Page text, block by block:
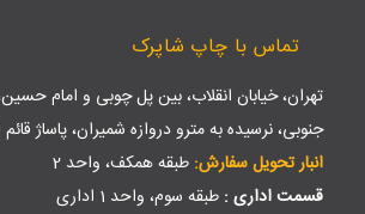
تماس با چاپ شاپرک
تهران، خیابان انقلاب، بین پل چوبی و امام
جنوبی، نرسیده به مترو دروازه شمیران، پاساژ قائم
انبار تحویل سفارش: طبقه همکف، واحد 2
قسمت اداری : طبقه سوم، واحد 1 اداری